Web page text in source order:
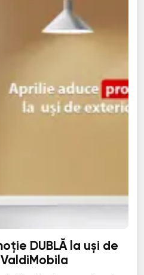
DUBLĂ la uși de